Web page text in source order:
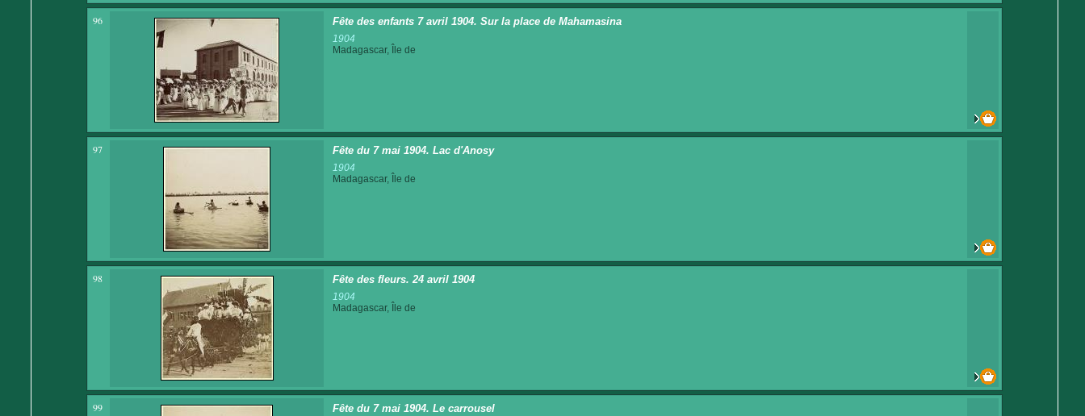
96 Fête des enfants 7 avril 1904. Sur la place de Mahamasina
1904
Madagascar, Île de
97 Fête du 7 mai 1904. Lac d'Anosy
1904
Madagascar, Île de
98 Fête des fleurs. 24 avril 1904
1904
Madagascar, Île de
99 Fête du 7 mai 1904. Le carrousel